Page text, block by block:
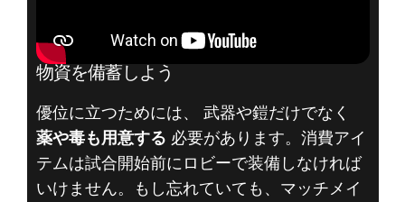
物資を備蓄しよう
優位に立つためには、 武器や鎧だけでなく
薬や毒も用意する 必要があります。消費アイ
テムは試合開始前にロビーで装備しなければ
いけません。もし忘れていても、マッチメイ